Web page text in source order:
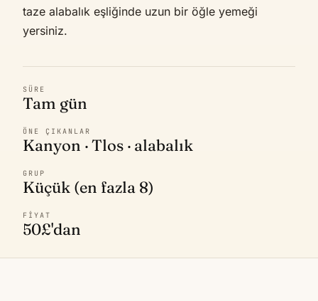
taze alabalık eşliğinde uzun bir öğle yemeği
yersiniz.
SÜRE
Tam gün
ÖNE ÇIKANLAR
Kanyon · Tlos · alabalık
GRUP
Küçük (en fazla 8)
FIYAT
50£'dan